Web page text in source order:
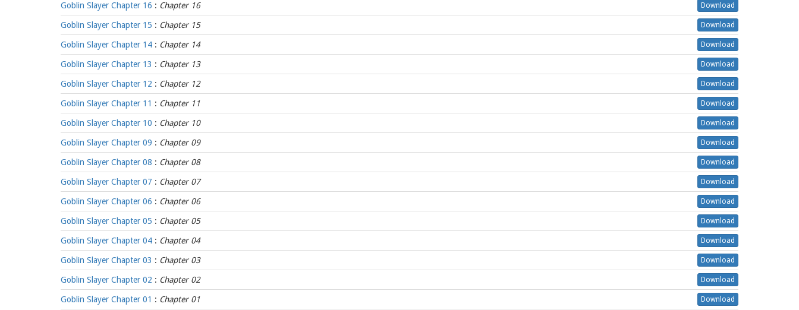
Goblin Slayer Chapter 16 : Chapter 16 Download
Goblin Slayer Chapter 15 : Chapter 15 Download
Goblin Slayer Chapter 14 : Chapter 14 Download
Goblin Slayer Chapter 13 : Chapter 13 Download
Goblin Slayer Chapter 12 : Chapter 12 Download
Goblin Slayer Chapter 11 : Chapter 11 Download
Goblin Slayer Chapter 10 : Chapter 10 Download
Goblin Slayer Chapter 09 : Chapter 09 Download
Goblin Slayer Chapter 08 : Chapter 08 Download
Goblin Slayer Chapter 07 : Chapter 07 Download
Goblin Slayer Chapter 06 : Chapter 06 Download
Goblin Slayer Chapter 05 : Chapter 05 Download
Goblin Slayer Chapter 04 : Chapter 04 Download
Goblin Slayer Chapter 03 : Chapter 03 Download
Goblin Slayer Chapter 02 : Chapter 02 Download
Goblin Slayer Chapter 01 : Chapter 01 Download